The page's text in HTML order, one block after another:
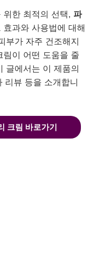
위한 최적의 선택, 파
효과와 사용법에 대해
부가 자주 건조해지
림이 어떤 도움을 줄
글에서는 이 제품의
리뷰 등을 소개합니
크림 바로가기